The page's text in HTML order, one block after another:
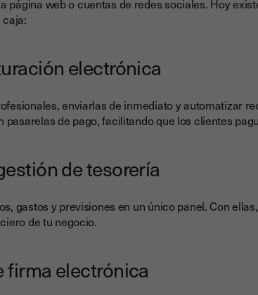
electrónica
enviarlas de inmediato y automatizar
pasarelas de pago, facilitando que los clientes
de tesorería
gastos y previsiones en un único panel. Con
de tu negocio.
firma electrónica